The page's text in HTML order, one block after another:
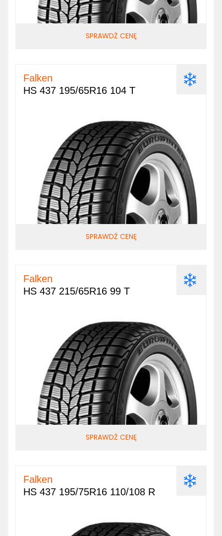
SPRAWDŹ CENĘ
Falken
HS 437 195/65R16 104 T
SPRAWDŹ CENĘ
Falken
HS 437 215/65R16 99 T
SPRAWDŹ CENĘ
Falken
HS 437 195/75R16 110/108 R